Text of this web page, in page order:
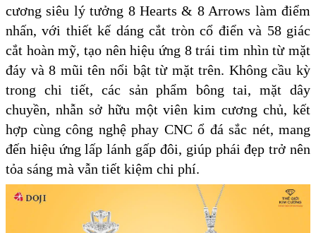
cương siêu lý tưởng 8 Hearts & 8 Arrows làm điểm
nhấn, với thiết kế dáng cắt tròn cổ điển và 58 giác
cắt hoàn mỹ, tạo nên hiệu ứng 8 trái tim nhìn từ mặt
đáy và 8 mũi tên nổi bật từ mặt trên. Không cầu kỳ
trong chi tiết, các sản phẩm bông tai, mặt dây
chuyền, nhẫn sở hữu một viên kim cương chủ, kết
hợp cùng công nghệ phay CNC ổ đá sắc nét, mang
đến hiệu ứng lấp lánh gấp đôi, giúp phái đẹp trở nên
tỏa sáng mà vẫn tiết kiệm chi phí.